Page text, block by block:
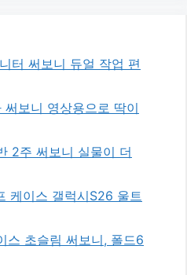
터 써보니 듀얼 작업 편
써보니 영상용으로 딱이
2주 써보니 실물이 더
케이스 갤럭시S26 울트
스 초슬림 써보니, 폴드6